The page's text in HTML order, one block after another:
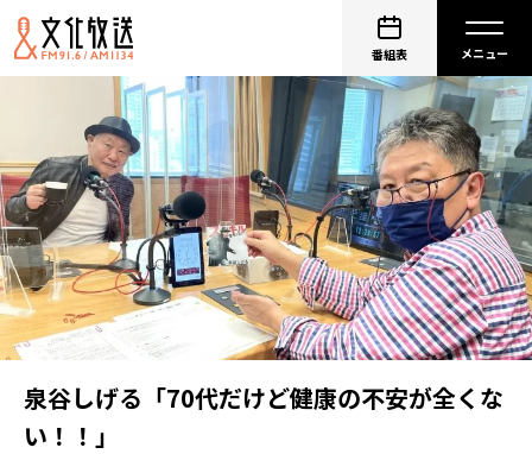
番組表
泉谷しげる「70代だけど健康の不安が全くな
い！！」